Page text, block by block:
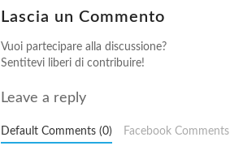
Lascia un Commento
Vuoi partecipare alla discussione?
Sentitevi liberi di contribuire!
Leave a reply
Default Comments (0) Facebook Comments